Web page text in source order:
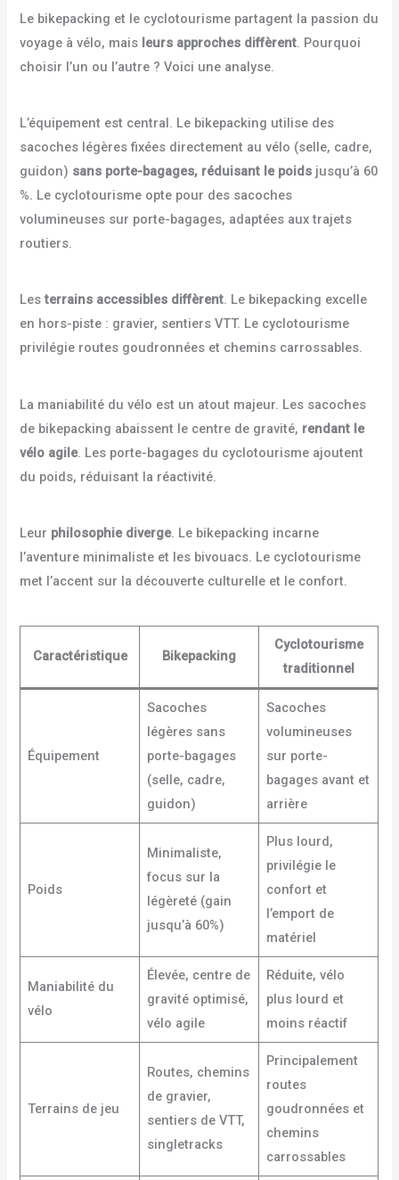
Le bikepacking et le cyclotourisme partagent la passion du
voyage à vélo, mais leurs approches diffèrent. Pourquoi
choisir l’un ou l’autre ? Voici une analyse.
L’équipement est central. Le bikepacking utilise des
sacoches légères fixées directement au vélo (selle, cadre,
guidon) sans porte-bagages, réduisant le poids jusqu’à 60
%. Le cyclotourisme opte pour des sacoches
volumineuses sur porte-bagages, adaptées aux trajets
routiers.
Lesterrains accessibles diffèrent. Le bikepacking excelle
en hors-piste : gravier, sentiers VTT. Le cyclotourisme
privilégie routes goudronnées et chemins carrossables.
La maniabilité du vélo est un atout majeur. Les sacoches
de bikepacking abaissent le centre de gravité, rendant le
vélo agile. Les porte-bagages du cyclotourisme ajoutent
du poids, réduisant la réactivité.
Leur philosophie diverge. Le bikepacking incarne
l’aventure minimaliste et les bivouacs. Le cyclotourisme
met l’accent sur la découverte culturelle et le confort.
Caractéristique Bikepacking
Cyclotourisme
traditionnel
Équipement
Sacoches
légères sans
porte-bagages
(selle, cadre,
guidon)
Sacoches
volumineuses
sur porte-
bagages avant et
arrière
Poids
Minimaliste,
focus sur la
légèreté (gain
jusqu’à 60%)
Plus lourd,
privilégie le
confort et
l’emport de
matériel
Maniabilité du
vélo
Élevée, centre de
gravité optimisé,
vélo agile
Réduite, vélo
plus lourd et
moins réactif
Terrains de jeu
Routes, chemins
de gravier,
sentiers de VTT,
singletracks
Principalement
routes
goudronnées et
chemins
carrossables